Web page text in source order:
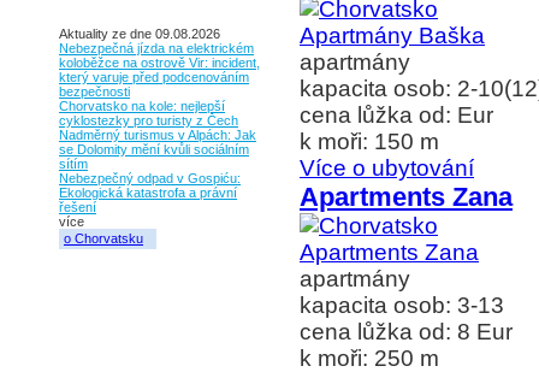
Aktuality ze dne 09.08.2026
Nebezpečná jízda na elektrickém
koloběžce na ostrově Vir: incident,
který varuje před podcenováním
bezpečnosti
Chorvatsko na kole: nejlepší
cyklostezky pro turisty z Čech
Nadměrný turismus v Alpách: Jak
se Dolomity mění kvůli sociálním
sítím
Nebezpečný odpad v Gospiću:
Ekologická katastrofa a právní
řešení
více
o Chorvatsku
apartmány
kapacita osob: 2-
cena lůžka od: Eur
k moři: 150 m
Více o ubytování
Apartments Zana
apartmány
kapacita osob: 3-13
cena lůžka od: 8 Eur
k moři: 250 m